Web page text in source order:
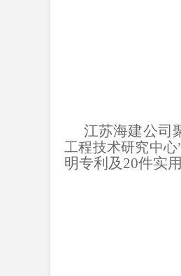
江苏海建公司
工程技术研究中
明专利及20件实